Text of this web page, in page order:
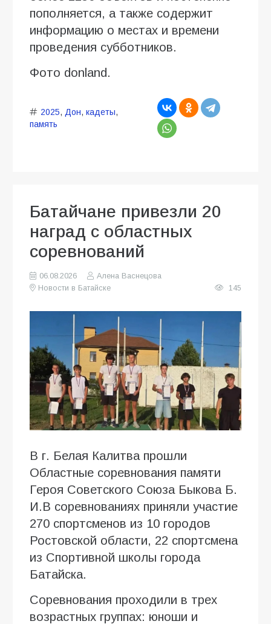
пополняется, а также содержит
информацию о местах и времени
проведения субботников.
Фото donland.
2025, Дон, кадеты,
память
Батайчане привезли 20
наград с областных
соревнований
06.08.2026
Алена Васнецова
Новости в Батайске
145
В г. Белая Калитва прошли
Областные соревнования памяти
Героя Советского Союза Быкова Б.
И.В соревнованиях приняли участие
270 спортсменов из 10 городов
Ростовской области, 22 спортсмена
из Спортивной школы города
Батайска.
Соревнования проходили в трех
возрастных группах: юноши и